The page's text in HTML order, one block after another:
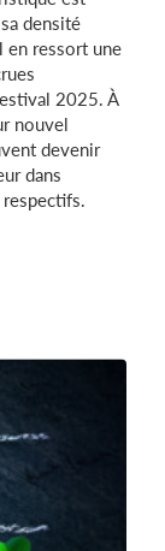
densité
en ressort une
2025. À
nouvel
devenir
dans